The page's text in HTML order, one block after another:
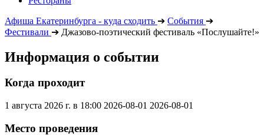
Афиша Екатеринбурга - куда сходить ➔ События ➔
Фестивали ➔ Джазово-поэтический фестиваль «Послушайте!»
Информация о событии
Когда проходит
1 августа 2026 г. в 18:00 2026-08-01 2026-08-01
Место проведения